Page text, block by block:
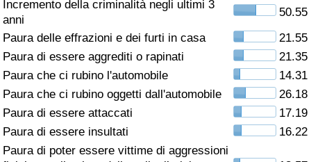
Incremento della criminalità negli ultimi 3
anni
50.55
Paura delle effrazioni e dei furti in casa
21.55
Paura di essere aggrediti o rapinati
21.35
Paura che ci rubino l'automobile
14.31
Paura che ci rubino oggetti dall'automobile
26.18
Paura di essere attaccati
17.19
Paura di essere insultati
16.22
Paura di poter essere vittime di aggressioni
Indice di criminalità per paese
Assistenza Sanitaria
Indice dell’Assistenza Sanitaria (Corrente)
Indice dell’Assistenza Sanitaria